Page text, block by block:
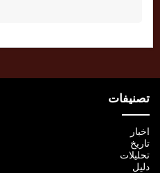
تصنيفات
اخبار
تاريخ
تحليلات
دليل